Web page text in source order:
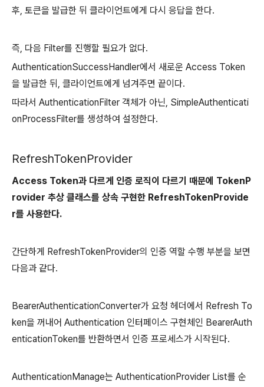
후, 토큰을 발급한 뒤 클라이언트에게 다시 응답을 한다.
즉, 다음 Filter를 진행할 필요가 없다.
AuthenticationSuccessHandler에서 새로운 Access Token
을 발급한 뒤, 클라이언트에게 넘겨주면 끝이다.
따라서 AuthenticationFilter 객체가 아닌, SimpleAuthenticati
onProcessFilter를 생성하여 설정한다.
RefreshTokenProvider
Access Token과 다르게 인증 로직이 다르기 때문에 TokenP
rovider 추상 클래스를 상속 구현한 RefreshTokenProvide
r를 사용한다.
간단하게 RefreshTokenProvider의 인증 역할 수행 부분을 보면
다음과 같다.
BearerAuthenticationConverter가 요청 헤더에서 Refresh To
ken을 꺼내어 Authentication 인터페이스 구현체인 BearerAuth
enticationToken를 반환하면서 인증 프로세스가 시작된다.
AuthenticationManage는 AuthenticationProvider List를 순